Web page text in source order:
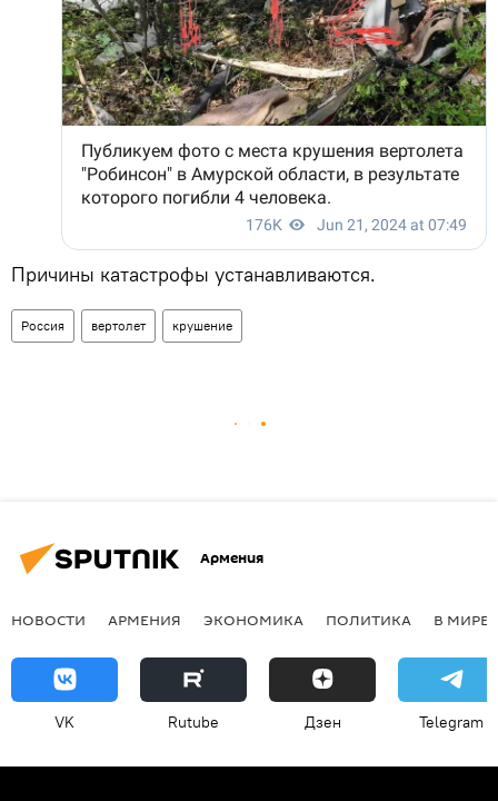
Причины катастрофы устанавливаются.
Россия вертолет крушение
Армения
НОВОСТИ АРМЕНИЯ ЭКОНОМИКА ПОЛИТИКА В МИРЕ
VK Rutube Дзен Telegram